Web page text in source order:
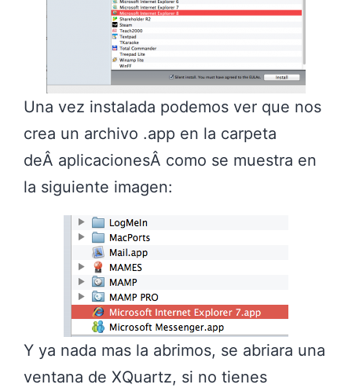
Una vez instalada podemos ver que nos
crea un archivo .app en la carpeta
deÂ aplicacionesÂ como se muestra en
la siguiente imagen:
Y ya nada mas la abrimos, se abriara una
ventana de XQuartz, si no tienes